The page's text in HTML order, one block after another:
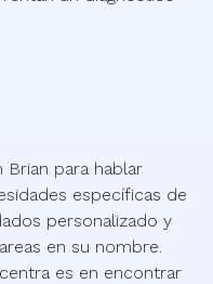
para hablar
específicas de
personalizado y
en su nombre.
es en encontrar